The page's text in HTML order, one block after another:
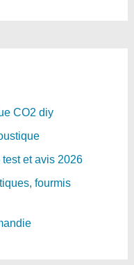
CO2 diy
et avis 2026
fourmis